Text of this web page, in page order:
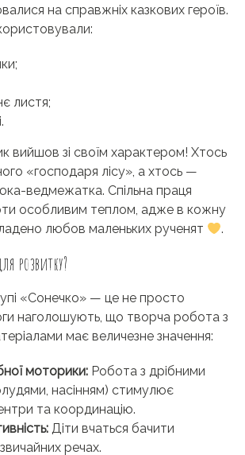
на справжніх казкових героїв.
листя;
вийшов зі своїм характером! Хтось
«господаря лісу», а хтось —
ведмежатка. Спільна праця
особливим теплом, адже в кожну
любов маленьких рученят
.
розвитку?
«Сонечко» — це не просто
наголошують, що творча робота з
має величезне значення:
моторики: Робота з дрібними
насінням) стимулює
та координацію.
Діти вчаться бачити
речах.